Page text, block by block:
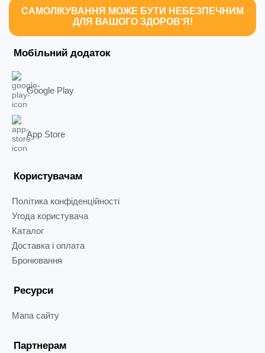
САМОЛІКУВАННЯ МОЖЕ БУТИ НЕБЕЗПЕЧНИМ
ДЛЯ ВАШОГО ЗДОРОВ'Я!
Мобільний додаток
Google Play
App Store
Користувачам
Політика конфіденційності
Угода користувача
Каталог
Доставка і оплата
Бронювання
Ресурси
Мапа сайту
Партнерам